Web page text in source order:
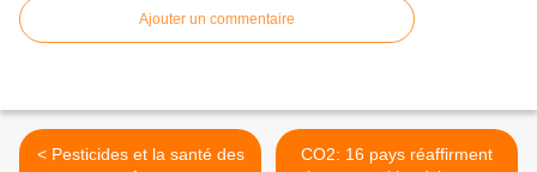
Ajouter un commentaire
< Pesticides et la santé des
CO2: 16 pays réaffirment